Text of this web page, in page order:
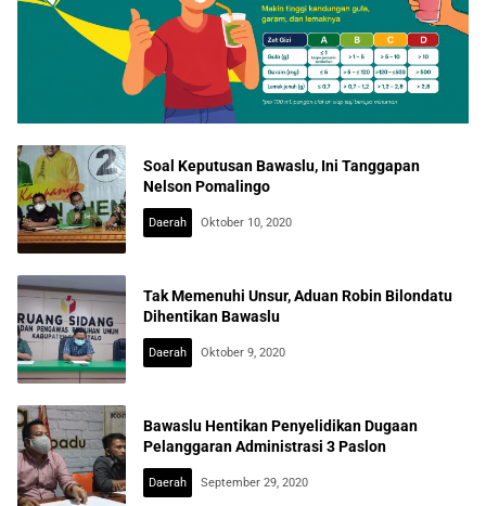
Soal Keputusan Bawaslu, Ini Tanggapan
Nelson Pomalingo
Daerah Oktober 10, 2020
Tak Memenuhi Unsur, Aduan Robin Bilondatu
Dihentikan Bawaslu
Daerah Oktober 9, 2020
Bawaslu Hentikan Penyelidikan Dugaan
Pelanggaran Administrasi 3 Paslon
Daerah September 29, 2020